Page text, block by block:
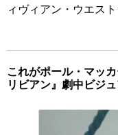
ィヴィアン・ウエスト
これがポール・マッ
リビアン』劇中ビジ